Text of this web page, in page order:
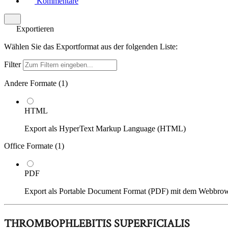
Exportieren
Wählen Sie das Exportformat aus der folgenden Liste:
Filter
Andere Formate (1)
HTML
Export als HyperText Markup Language (HTML)
Office Formate (1)
PDF
Export als Portable Document Format (PDF) mit dem
THROMBOPHLEBITIS SUPERFICIALIS